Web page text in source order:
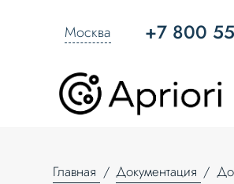
Москва +7 800
Главная Документация